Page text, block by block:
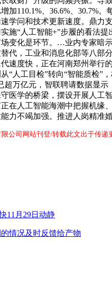
加110.1%、36.6%、30.7%
学问和技术更新速度。鼎力
施“人工智能+”步履的看法
变化是环节。…业内专家暗
代，工业和消息化部等八
速度快，正在河南郑州举行
“人工目检”转向“智能质检
超万亿元，智联聘请数据显
医学的桥梁，摆设开展人工
在人工智能海潮中把握机缘
力不竭加强。推进人岗精准婚
公司网站刊登/转载此文出于传
11月29日动静
情况及时反馈给产物